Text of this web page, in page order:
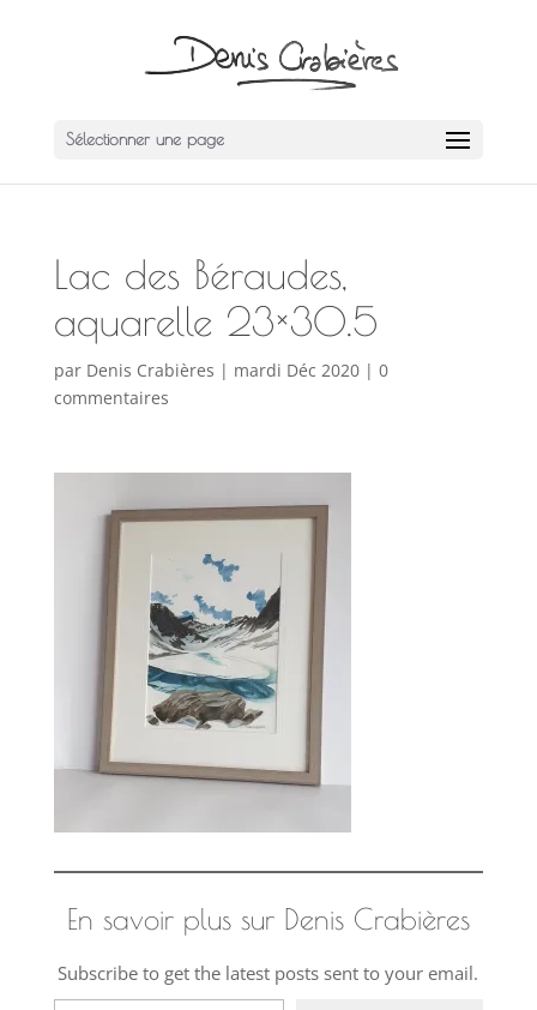
Sélectionner une page
Lac des Béraudes,
aquarelle 23×30.5
par Denis Crabières | mardi Déc 2020| 0
commentaires
En savoir plus sur Denis Crabières
Subscribe to get the latest posts sent to your email.
Saisissez votre adresse e-mail…